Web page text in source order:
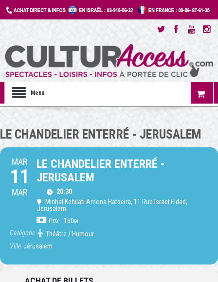
Menu
LE CHANDELIER ENTERRÉ - JERUSALEM
MAR
11
MAR
LE CHANDELIER ENTERRÉ -
JERUSALEM
20:30
Minhal Kehilati Arnona Hatseira, 11 Rue Israel Eldad,
Jerusalem
Prix
150₪
Catégorie
Théâtre / Humour
Ville Jérusalem